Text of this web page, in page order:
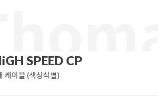
SPEED CP
케이블 (색상식별)